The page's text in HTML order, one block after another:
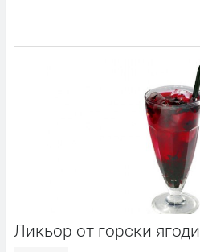
Ликьор от горски ягоди